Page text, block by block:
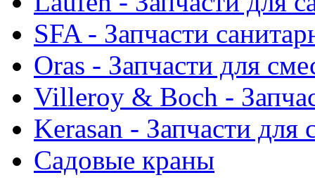
SFA - Запчасти
Oras - Запчасти для
Villeroy & Boch -
Kerasan - Запчасти для
Садовые краны